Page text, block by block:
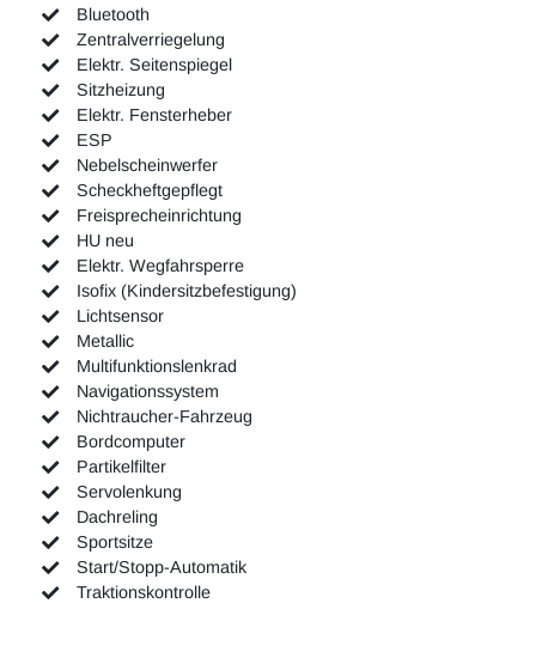
Bluetooth
Zentralverriegelung
Elektr. Seitenspiegel
Sitzheizung
Elektr. Fensterheber
ESP
Nebelscheinwerfer
Scheckheftgepflegt
Freisprecheinrichtung
HU neu
Elektr. Wegfahrsperre
Isofix (Kindersitzbefestigung)
Lichtsensor
Metallic
Multifunktionslenkrad
Navigationssystem
Nichtraucher-Fahrzeug
Bordcomputer
Partikelfilter
Servolenkung
Dachreling
Sportsitze
Start/Stopp-Automatik
Traktionskontrolle